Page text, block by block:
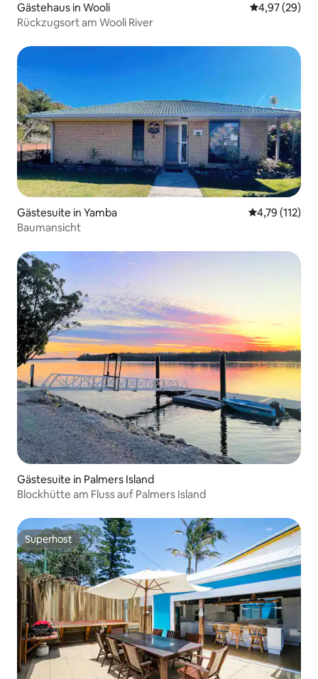
Gästehaus in Wooli
4,97 (29)
Rückzugsort am Wooli River
Gästesuite in Yamba
4,79 (112)
Baumansicht
Gästesuite in Palmers Island
Blockhütte am Fluss auf Palmers Island
Superhost
Superhost